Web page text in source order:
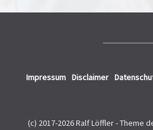
Impressum Disclaimer
(c) 2017-2026 Ralf Löffler -Theme